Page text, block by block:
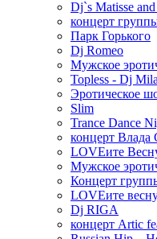
Dj`s Matisse
концерт
Парк Горького
Dj Romeo
Мужское
Topless - Dj
Эротическое
Slim
Trance Dance
концерт Влада
LOVEите
Мужское
Концерт
LOVEите
Dj RIGA
концерт Artic